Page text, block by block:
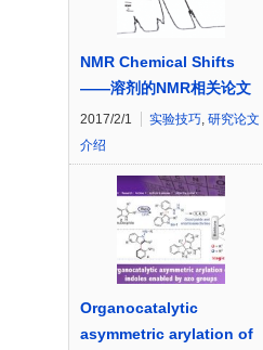
NMR Chemical Shifts
——溶剂的NMR相关论文
2017/2/1 实验技巧, 研究论文
介绍
Organocatalytic
asymmetric arylation of